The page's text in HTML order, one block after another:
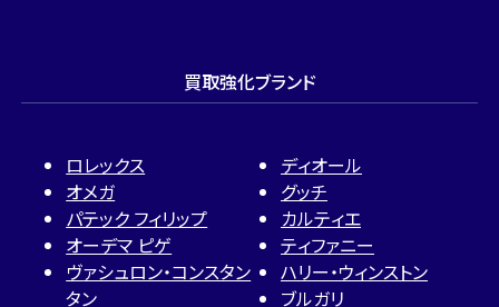
買取強化ブランド
ロレックス
オメガ
パテック フィリップ
オーデマ ピゲ
ヴァシュロン・コンスタン
タン
ディオール
グッチ
カルティエ
ティファニー
ハリー・ウィンストン
ブルガリ